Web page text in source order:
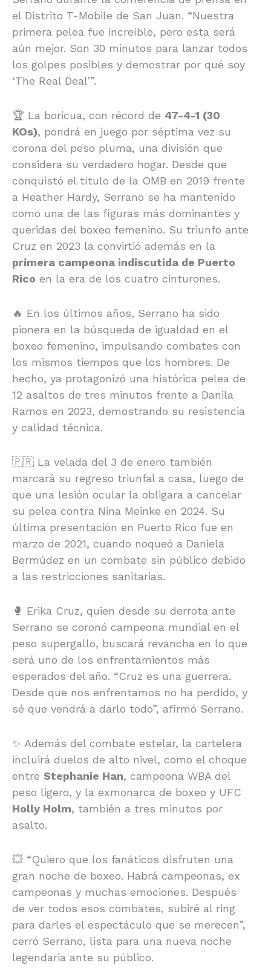
el Distrito T-Mobile de San Juan. “Nuestra
primera pelea fue increíble, pero esta será
aún mejor. Son 30 minutos para lanzar todos
los golpes posibles y demostrar por qué soy
‘The Real Deal’”.
🏆 La boricua, con récord de 47-4-1 (30
KOs), pondrá en juego por séptima vez su
corona del peso pluma, una división que
considera su verdadero hogar. Desde que
conquistó el título de la OMB en 2019 frente
a Heather Hardy, Serrano se ha mantenido
como una de las figuras más dominantes y
queridas del boxeo femenino. Su triunfo ante
Cruz en 2023 la convirtió además en la
primera campeona indiscutida de Puerto
Rico en la era de los cuatro cinturones.
🔥 En los últimos años, Serrano ha sido
pionera en la búsqueda de igualdad en el
boxeo femenino, impulsando combates con
los mismos tiempos que los hombres. De
hecho, ya protagonizó una histórica pelea de
12 asaltos de tres minutos frente a Danila
Ramos en 2023, demostrando su resistencia
y calidad técnica.
🇵🇷 La velada del 3 de enero también
marcará su regreso triunfal a casa, luego de
que una lesión ocular la obligara a cancelar
su pelea contra Nina Meinke en 2024. Su
última presentación en Puerto Rico fue en
marzo de 2021, cuando noqueó a Daniela
Bermúdez en un combate sin público debido
a las restricciones sanitarias.
🥊 Erika Cruz, quien desde su derrota ante
Serrano se coronó campeona mundial en el
peso supergallo, buscará revancha en lo que
será uno de los enfrentamientos más
esperados del año. “Cruz es una guerrera.
Desde que nos enfrentamos no ha perdido, y
sé que vendrá a darlo todo”, afirmó Serrano.
✨ Además del combate estelar, la cartelera
incluirá duelos de alto nivel, como el choque
entre Stephanie Han, campeona WBA del
peso ligero, y la exmonarca de boxeo y UFC
Holly Holm, también a tres minutos por
asalto.
💥 “Quiero que los fanáticos disfruten una
gran noche de boxeo. Habrá campeonas, ex
campeonas y muchas emociones. Después
de ver todos esos combates, subiré al ring
para darles el espectáculo que se merecen”,
cerró Serrano, lista para una nueva noche
legendaria ante su público.